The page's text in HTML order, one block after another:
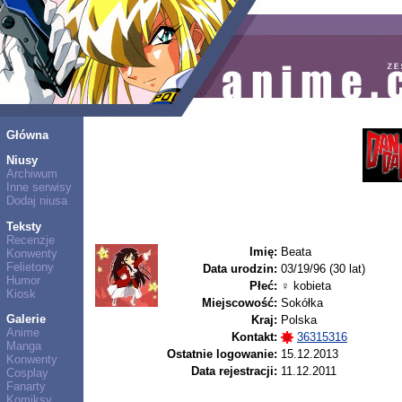
Główna
Niusy
Archiwum
Inne serwisy
Dodaj niusa
Teksty
Recenzje
Konwenty
Felietony
Humor
Kiosk
Galerie
Anime
Manga
Konwenty
Cosplay
Fanarty
Imię: Beata
Data urodzin: 03/19/96 (30 lat)
Płeć: ♀ kobieta
Miejscowość: Sokółka
Kraj: Polska
Kontakt:
36315316
Ostatnie logowanie: 15.12.2013
Data rejestracji: 11.12.2011